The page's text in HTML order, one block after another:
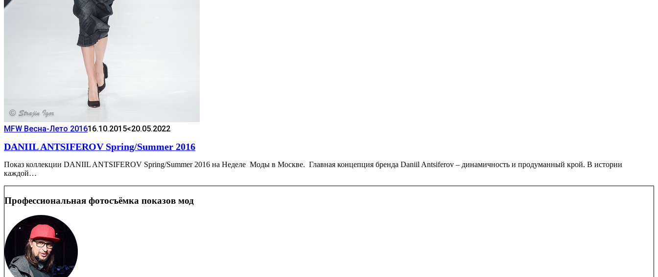
MFW Весна-Лето 201616.10.2015<20.05.2022
DANIIL ANTSIFEROV Spring/Summer 2016
Показ коллекции DANIIL ANTSIFEROV Spring/Summer 2016 на Неделе Моды в Москве. Главная концепция бренда Daniil Antsiferov – динамичность и продуманный крой. В истории
каждой…
Профессиональная фотосъёмка показов мод